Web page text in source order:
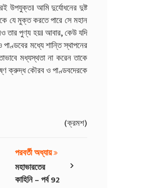
উপযুক্ত। আমি দুর্যোধনের দুষ্ট
যে মুক্ত করতে পারে সে মহান
তার পুণ্য হয়। আবার, কেউ যদি
মধ্যে শান্তি স্থাপনের
মধ্যস্থতা না করেন তাকে
ক্রুদ্ধ কৌরব ও পাণ্ডবদেরকে
(ক্রমশ)
›
পরবর্তী অধ্যায়
মহাভারতের
কাহিনি – পর্ব 92